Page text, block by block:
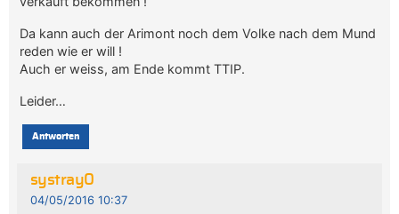
Da kann auch der Arimont noch dem Volke nach dem Mund
reden wie er will !
Auch er weiss, am Ende kommt TTIP.
Leider…
Antworten
systray0
04/05/2016 10:37